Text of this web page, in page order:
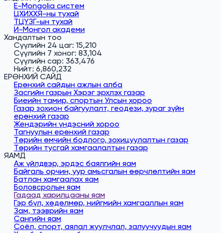
E-Mongolia систем
ЦХИХХЯ-ны тухай
ТЦҮЗГ-ын тухай
И-Монгол академи
Хандалтын тоо
Сүүлийн 24 цаг: 15,210
Сүүлийн 7 хоног: 83,104
Сүүлийн сар: 363,476
Нийт: 6,860,232
ЕРӨНХИЙ САЙД
Ерөнхий сайдын ажлын алба
Засгийн газрын Хэрэг эрхлэх газар
Биеийн тамир, спортын Улсын хороо
Газар зохион байгуулалт, геодези, зураг зүйн
ерөнхий газар
Жендэрийн үндэсний хороо
Тагнуулын ерөнхий газар
Төрийн өмчийн бодлого, зохицуулалтын газар
Төрийн тусгай хамгаалалтын газар
ЯАМД
Аж үйлдвэр, эрдэс баялгийн яам
Байгаль орчин, уур амьсгалын өөрчлөлтийн яам
Батлан хамгаалах яам
Боловсролын яам
Гадаад харилцааны яам
Гэр бүл, хөдөлмөр, нийгмийн хамгааллын яам
Зам, тээврийн яам
Сангийн яам
Соёл, спорт, аялал жуулчлал, залуучуудын яам